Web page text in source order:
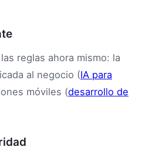
reglas ahora mismo: la
al negocio (IA para
móviles (desarrollo de